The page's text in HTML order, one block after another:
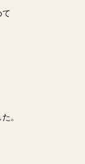
て
。